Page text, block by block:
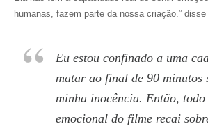
humanas, fazem parte da nossa criação.” disse
Eu estou confinado a uma
matar ao final de 90 minutos
minha inocência. Então, todo
emocional do filme recai